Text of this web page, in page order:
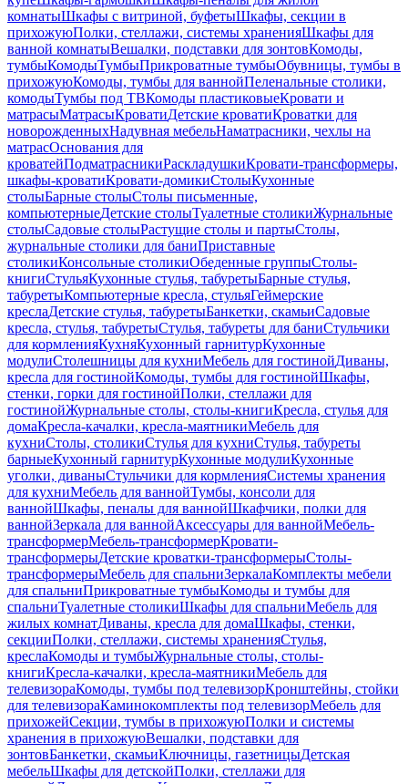
комнатыШкафы с витриной, буфетыШкафы, секции в
прихожуюПолки, стеллажи, системы храненияШкафы для
ванной комнатыВешалки, подставки для зонтовКомоды,
тумбыКомодыТумбыПрикроватные тумбыОбувницы, тумбы в
прихожуюКомоды, тумбы для ваннойПеленальные столики,
комодыТумбы под ТВКомоды пластиковыеКровати и
матрасыМатрасыКроватиДетские кроватиКроватки для
новорожденныхНадувная мебельНаматрасники, чехлы на
матрасОснования для
кроватейПодматрасникиРаскладушкиКровати-трансформеры,
шкафы-кроватиКровати-домикиСтолыКухонные
столыБарные столыСтолы письменные,
компьютерныеДетские столыТуалетные столикиЖурнальные
столыСадовые столыРастущие столы и партыСтолы,
журнальные столики для баниПриставные
столикиКонсольные столикиОбеденные группыСтолы-
книгиСтульяКухонные стулья, табуретыБарные стулья,
табуретыКомпьютерные кресла, стульяГеймерские
креслаДетские стулья, табуретыБанкетки, скамьиСадовые
кресла, стулья, табуретыСтулья, табуреты для баниСтульчики
для кормленияКухняКухонный гарнитурКухонные
модулиСтолешницы для кухниМебель для гостинойДиваны,
кресла для гостинойКомоды, тумбы для гостинойШкафы,
стенки, горки для гостинойПолки, стеллажи для
гостинойЖурнальные столы, столы-книгиКресла, стулья для
домаКресла-качалки, кресла-маятникиМебель для
кухниСтолы, столикиСтулья для кухниСтулья, табуреты
барныеКухонный гарнитурКухонные модулиКухонные
уголки, диваныСтульчики для кормленияСистемы хранения
для кухниМебель для ваннойТумбы, консоли для
ваннойШкафы, пеналы для ваннойШкафчики, полки для
ваннойЗеркала для ваннойАксессуары для ваннойМебель-
трансформерМебель-трансформерКровати-
трансформерыДетские кроватки-трансформерыСтолы-
трансформерыМебель для спальниЗеркалаКомплекты мебели
для спальниПрикроватные тумбыКомоды и тумбы для
спальниТуалетные столикиШкафы для спальниМебель для
жилых комнатДиваны, кресла для домаШкафы, стенки,
секцииПолки, стеллажи, системы храненияСтулья,
креслаКомоды и тумбыЖурнальные столы, столы-
книгиКресла-качалки, кресла-маятникиМебель для
телевизораКомоды, тумбы под телевизорКронштейны, стойки
для телевизораКаминокомплекты под телевизорМебель для
прихожейСекции, тумбы в прихожуюПолки и системы
хранения в прихожуюВешалки, подставки для
зонтовБанкетки, скамьиКлючницы, газетницыДетская
мебельШкафы для детскойПолки, стеллажи для